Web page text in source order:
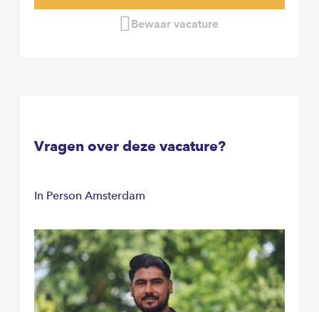
Bewaar vacature
Vragen over deze vacature?
In Person Amsterdam